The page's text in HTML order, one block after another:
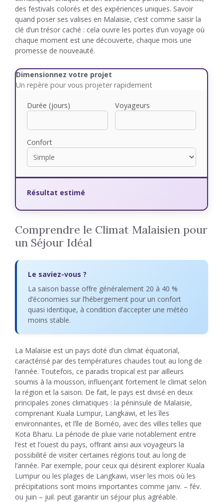
des festivals colorés et des expériences uniques. Savoir
quand poser ses valises en Malaisie, c’est comme saisir la
clé d’un trésor caché : cela ouvre les portes d’un voyage où
chaque moment est une découverte, chaque mois une
promesse de nouveauté.
Dimensionnez votre projet
Un repère pour vous projeter rapidement
Durée (jours) Voyageurs
Confort
Résultat estimé
Comprendre le Climat Malaisien pour
un Séjour Idéal
Le saviez-vous ?
La saison basse offre généralement 20 à 40 %
d’économies sur l’hébergement pour un confort
quasi identique, à condition d’accepter une météo
moins stable.
La Malaisie est un pays doté d’un climat équatorial,
caractérisé par des températures chaudes tout au long de
l’année. Toutefois, ce paradis tropical est par ailleurs
soumis à la mousson, influençant fortement le climat selon
la région et la saison. De fait, le pays est divisé en deux
principales zones climatiques : la péninsule de Malaisie,
comprenant Kuala Lumpur, Langkawi, et les îles
environnantes, et l’île de Bornéo, avec des villes telles que
Kota Bharu. La période de pluie varie notablement entre
l’est et l’ouest du pays, offrant ainsi aux voyageurs la
possibilité de visiter certaines régions tout au long de
l’année. Par exemple, pour ceux qui désirent explorer Kuala
Lumpur ou les plages de Langkawi, viser les mois où les
précipitations sont moins importantes comme janv. – fév.
ou juin – juil. peut garantir un séjour plus agréable.